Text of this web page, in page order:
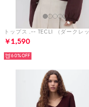
トップス .-- TECLI （ダークレッ
￥1,590
60%